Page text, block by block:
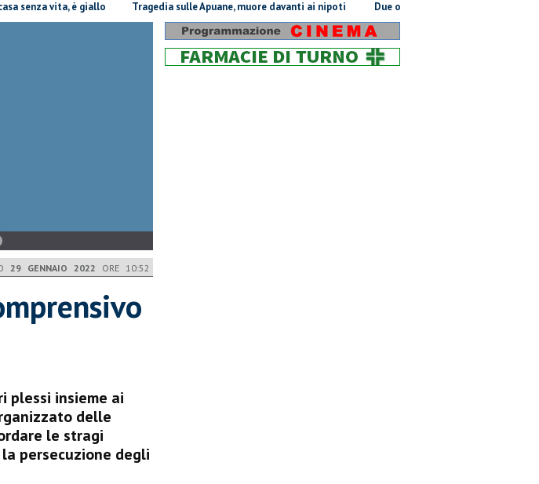
è giallo Tragedia sulle Apuane, muore davanti ai nipoti Due ori nella Senna per Ginevra Taddeucci
29 GENNAIO 2022 ORE 10:52
plessi insieme ai
delle
le stragi
persecuzione degli